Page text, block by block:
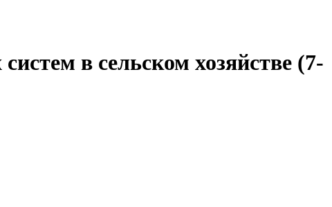
в сельском хозяйстве (7-